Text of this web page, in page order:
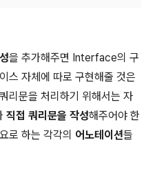
을 추가해주면 Interface의 구
스 자체에 따로 구현해줄 것은
리문을 처리하기 위해서는 자
직접 쿼리문을 작성해주어야 한
로 하는 각각의 어노테이션들